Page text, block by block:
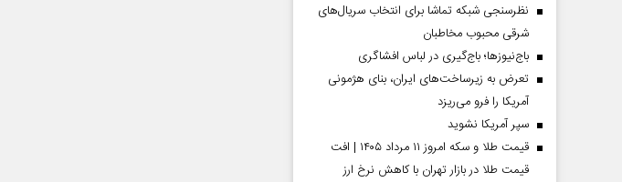
نظرسنجی شبکه تماشا برای انتخاب سریال‌های
شرقی محبوب مخاطبان
باج‌نیوزها؛ باج‌گیری در لباس افشاگری
تعرض به زیرساخت‌های ایران، بنای هژمونی
آمریکا را فرو می‌ریزد
سپر آمریکا نشوید
قیمت طلا و سکه امروز ۱۱ مرداد ۱۴۰۵ | افت
قیمت طلا در بازار تهران با کاهش نرخ ارز